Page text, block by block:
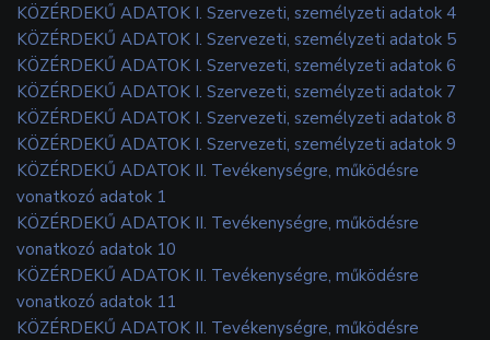
KÖZÉRDEKŰ ADATOK I. Szervezeti, személyzeti adatok 4
KÖZÉRDEKŰ ADATOK I. Szervezeti, személyzeti adatok 5
KÖZÉRDEKŰ ADATOK I. Szervezeti, személyzeti adatok 6
KÖZÉRDEKŰ ADATOK I. Szervezeti, személyzeti adatok 7
KÖZÉRDEKŰ ADATOK I. Szervezeti, személyzeti adatok 8
KÖZÉRDEKŰ ADATOK I. Szervezeti, személyzeti adatok 9
KÖZÉRDEKŰ ADATOK II. Tevékenységre, működésre
vonatkozó adatok 1
KÖZÉRDEKŰ ADATOK II. Tevékenységre, működésre
vonatkozó adatok 10
KÖZÉRDEKŰ ADATOK II. Tevékenységre, működésre
vonatkozó adatok 11
KÖZÉRDEKŰ ADATOK II. Tevékenységre, működésre